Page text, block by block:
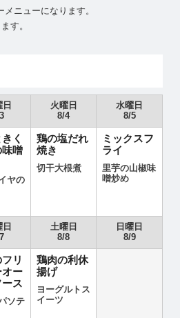
ニューになります。
す。
日
火曜日
8/4
水曜日
8/5
く
味噌
ヤの
鶏の塩だれ
焼き
切干大根煮
ミックスフ
ライ
里芋の山椒味
噌炒め
土曜日
8/8
日曜日
8/9
リ
オー
ース
ソテ
鶏肉の利休
揚げ
ヨーグルトス
イーツ